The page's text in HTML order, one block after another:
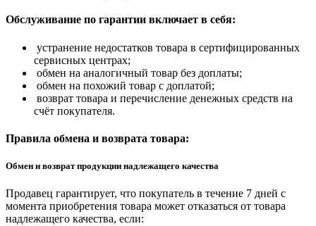
Обслуживание по гарантии включает в себя:
устранение недостатков товара в сертифицированных
сервисных центрах;
обмен на аналогичный товар без доплаты;
обмен на похожий товар с доплатой;
возврат товара и перечисление денежных средств на
счёт покупателя.
Правила обмена и возврата товара:
Обмен и возврат продукции надлежащего качества
Продавец гарантирует, что покупатель в течение 7 дней с
момента приобретения товара может отказаться от товара
надлежащего качества, если: